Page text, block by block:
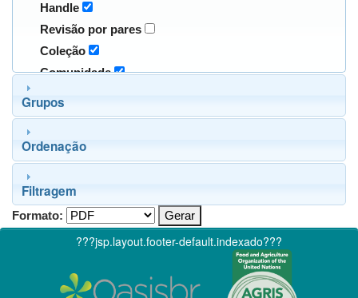
Handle
Revisão por pares
Coleção
Comunidade
Grupos
Ordenação
Filtragem
Formato:
???jsp.layout.footer-default.indexado???